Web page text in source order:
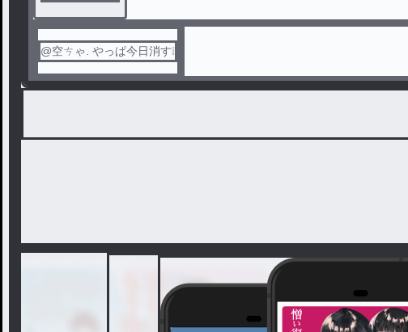
@空ㄘゃ. やっぱ今日消す❕